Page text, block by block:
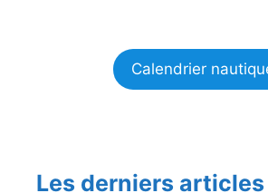
Calendrier
Les derniers